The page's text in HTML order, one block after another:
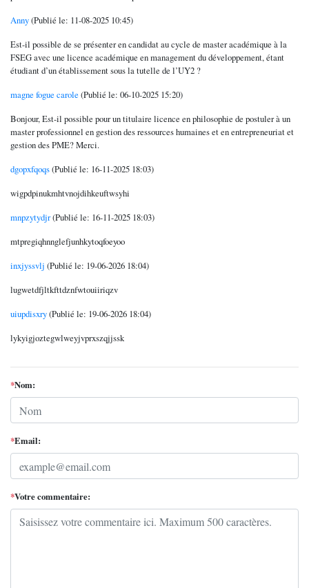
Anny(Publié le: 11-08-2025 10:45)
Est-il possible de se présenter en candidat au cycle de master académique à la
FSEG avec une licence académique en management du développement, étant
étudiant d’un établissement sous la tutelle de l’UY2 ?
magne fogue carole (Publié le: 06-10-2025 15:20)
Bonjour, Est-il possible pour un titulaire licence en philosophie de postuler à un
master professionnel en gestion des ressources humaines et en entrepreneuriat et
gestion des PME? Merci.
dgopxfqoqs(Publié le: 16-11-2025 18:03)
wigpdpinukmhtvnojdihkeuftwsyhi
mnpzytydjr(Publié le: 16-11-2025 18:03)
mtpregiqhnnglefjunhkytoqfoeyoo
inxjyssvlj (Publié le: 19-06-2026 18:04)
lugwetdfjltkfttdznfwtouiiriqzv
uiupdisxry(Publié le: 19-06-2026 18:04)
lykyigjoztegwlweyjvprxszqjjssk
*Nom:
*Email:
*Votre commentaire: